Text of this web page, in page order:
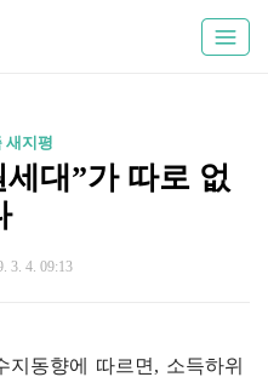
새지평
대”가 따로 없
3. 4. 09:13
지동향에 따르면, 소득하위